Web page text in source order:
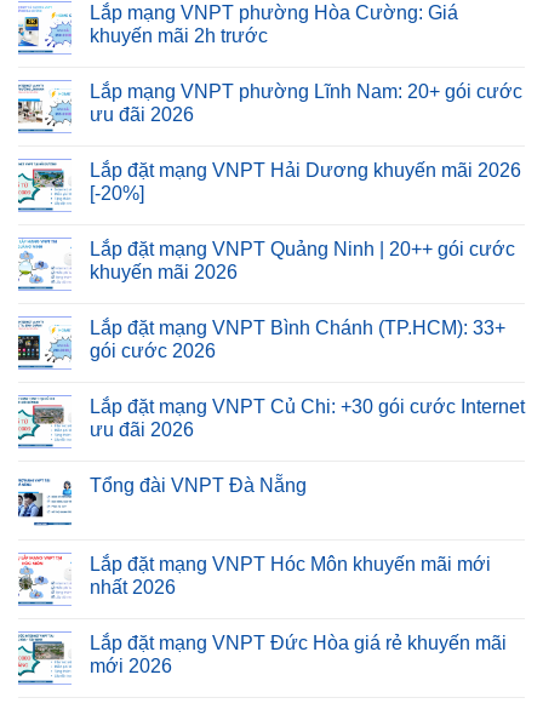
Lắp mạng VNPT phường Hòa Cường: Giá
khuyến mãi 2h trước
Lắp mạng VNPT phường Lĩnh Nam: 20+ gói cước
ưu đãi 2026
Lắp đặt mạng VNPT Hải Dương khuyến mãi 2026
[-20%]
Lắp đặt mạng VNPT Quảng Ninh | 20++ gói cước
khuyến mãi 2026
Lắp đặt mạng VNPT Bình Chánh (TP.HCM): 33+
gói cước 2026
Lắp đặt mạng VNPT Củ Chi: +30 gói cước Internet
ưu đãi 2026
Tổng đài VNPT Đà Nẵng
Lắp đặt mạng VNPT Hóc Môn khuyến mãi mới
nhất 2026
Lắp đặt mạng VNPT Đức Hòa giá rẻ khuyến mãi
mới 2026